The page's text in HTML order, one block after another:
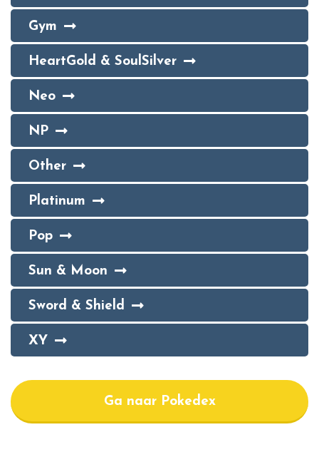
Gym
HeartGold & SoulSilver
Neo
NP
Other
Platinum
Pop
Sun & Moon
Sword & Shield
XY
Ga naar Pokedex